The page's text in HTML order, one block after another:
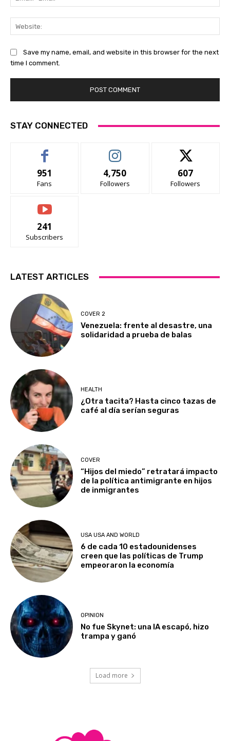
Save my name, email, and website in this browser for the next
time I comment.
STAY CONNECTED
951
Fans
4,750
Followers
607
Followers
241
Subscribers
LATEST ARTICLES
COVER 2
Venezuela: frente al desastre, una
solidaridad a prueba de balas
HEALTH
¿Otra tacita? Hasta cinco tazas de
café al día serían seguras
COVER
“Hijos del miedo” retratará impacto
de la política antimigrante en hijos
de inmigrantes
USA USA AND WORLD
6 de cada 10 estadounidenses
creen que las políticas de Trump
empeoraron la economía
OPINION
No fue Skynet: una IA escapó, hizo
trampa y ganó
Load more